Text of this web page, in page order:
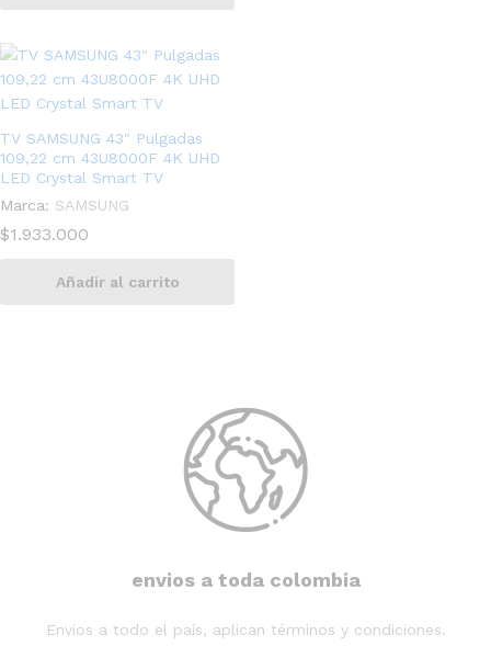
TV SAMSUNG 43″ Pulgadas
109,22 cm 43U8000F 4K UHD
LED Crystal Smart TV
Marca: SAMSUNG
$1.933.000
Añadir al carrito
envios a toda colombia
Envios a todo el país, aplican términos y condiciones.